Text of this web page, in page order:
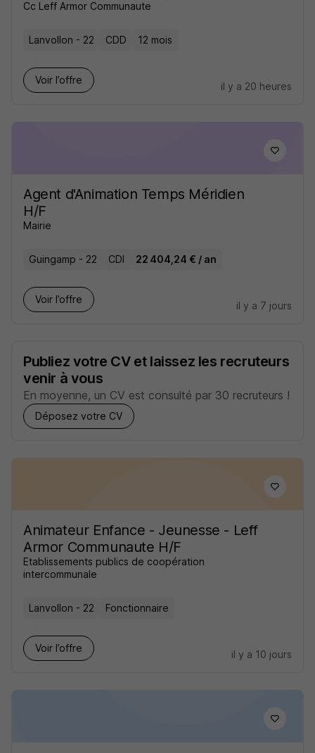
Cc Leff Armor Communaute
Lanvollon - 22 CDD 12 mois
Voir l’offre
il y a 20 heures
Agent d'Animation Temps Méridien
H/F
Mairie
Guingamp - 22 CDI 22 404,24 € / an
Voir l’offre
il y a 7 jours
Publiez votre CV et laissez les recruteurs
venir à vous
En moyenne, un CV est consulté par 30 recruteurs !
Déposez votre CV
Animateur Enfance - Jeunesse - Leff
Armor Communaute H/F
Etablissements publics de coopération
intercommunale
Lanvollon - 22 Fonctionnaire
Voir l’offre
il y a 10 jours